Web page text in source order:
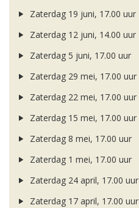
Zaterdag 19 juni, 17.00 uur
Zaterdag 12 juni, 14.00 uur
Zaterdag 5 juni, 17.00 uur
Zaterdag 29 mei, 17.00 uur
Zaterdag 22 mei, 17.00 uur
Zaterdag 15 mei, 17.00 uur
Zaterdag 8 mei, 17.00 uur
Zaterdag 1 mei, 17.00 uur
Zaterdag 24 april, 17.00 uur
Zaterdag 17 april, 17.00 uur